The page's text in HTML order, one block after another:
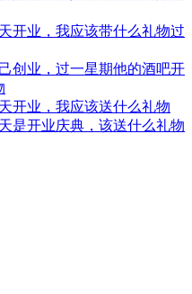
开业，我应该带什么礼物过
创业，过一星期他的酒吧开
开业，我应该送什么礼物
是开业庆典，该送什么礼物